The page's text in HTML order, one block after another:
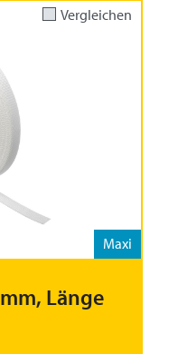
Vergleichen
Maxi
Länge